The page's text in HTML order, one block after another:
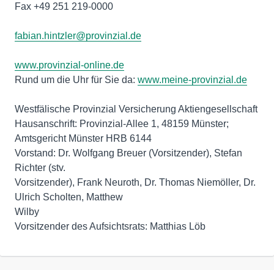
Fax +49 251 219-0000
fabian.hintzler@provinzial.de
www.provinzial-online.de
Rund um die Uhr für Sie da: www.meine-provinzial.de
Westfälische Provinzial Versicherung Aktiengesellschaft
Hausanschrift: Provinzial-Allee 1, 48159 Münster;
Amtsgericht Münster HRB 6144
Vorstand: Dr. Wolfgang Breuer (Vorsitzender), Stefan
Richter (stv.
Vorsitzender), Frank Neuroth, Dr. Thomas Niemöller, Dr.
Ulrich Scholten, Matthew
Wilby
Vorsitzender des Aufsichtsrats: Matthias Löb